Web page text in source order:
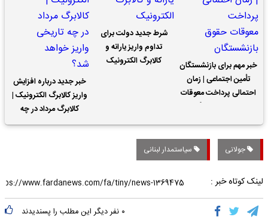
خبر مهم برای بازنشستگان
تأمین اجتماعی | زمان
احتمالی پرداخت معوقات
شرط جدید دولت برای
تداوم واریز یارانه و
کالابرگ الکترونیک
خبر جدید درباره افزایش
واریز کالابرگ الکترونیک |
کالابرگ مرداد در چه
تاریخی واریز خواهد شد؟
جولانی سیاستمدار لبنانی
لینک کوتاه خبر :
۰ نفر دیگر این مطلب را پسندیدند